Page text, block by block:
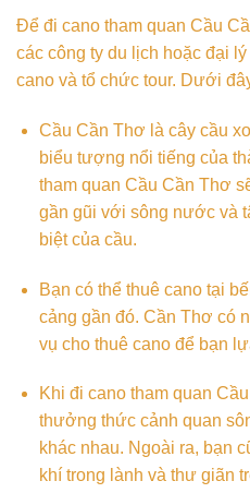
Để đi cano tham quan Cầu
các công ty du lịch hoặc đại
cano và tổ chức tour. Dưới
Cầu Cần Thơ là cây cầu
biểu tượng nổi tiếng của
tham quan Cầu Cần Thơ
gần gũi với sông nước và
biệt của cầu.
Bạn có thể thuê cano tại
cảng gần đó. Cần Thơ có
vụ cho thuê cano để bạn
Khi đi cano tham quan
thưởng thức cảnh quan
khác nhau. Ngoài ra, bạn
khí trong lành và thư giãn